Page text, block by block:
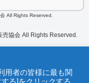
All Rights Reserved.
協会 All Rights Reserved.
用者の皆様に最も関